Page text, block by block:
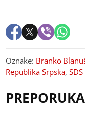
Oznake: Branko
Republika Srpska,SDS